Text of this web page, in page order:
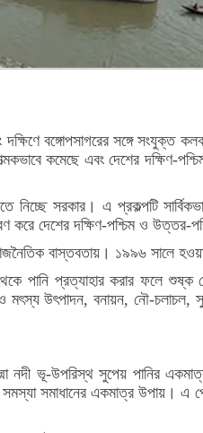
বঙ্গোপসাগরের সঙ্গে সংযুক্ত
কমেছে এবং দেশের দক্ষিণ-
নিচ্ছে সরকার। এ প্রকল্পটি
দেশের দক্ষিণ-পশ্চিম ও উত্তর-
বাস্তবতায়। ১৯৯৬ সালে
পানি প্রত্যাহার করার ফলে
উৎপাদন, বনায়ন, নৌ-চলাচল,
নদী ভূ-উপরিস্থ সুপেয় পানির
সমাধানের একমাত্র উপায়। এ